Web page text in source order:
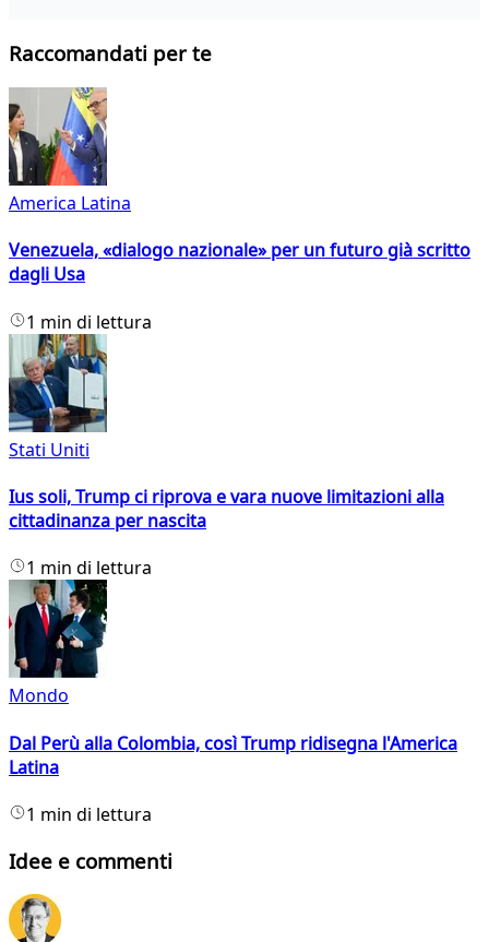
Raccomandati per te
America Latina
Venezuela, «dialogo nazionale» per un futuro già scritto
dagli Usa
1 min di lettura
Stati Uniti
Ius soli, Trump ci riprova e vara nuove limitazioni alla
cittadinanza per nascita
1 min di lettura
Mondo
Dal Perù alla Colombia, così Trump ridisegna l'America
Latina
1 min di lettura
Idee e commenti